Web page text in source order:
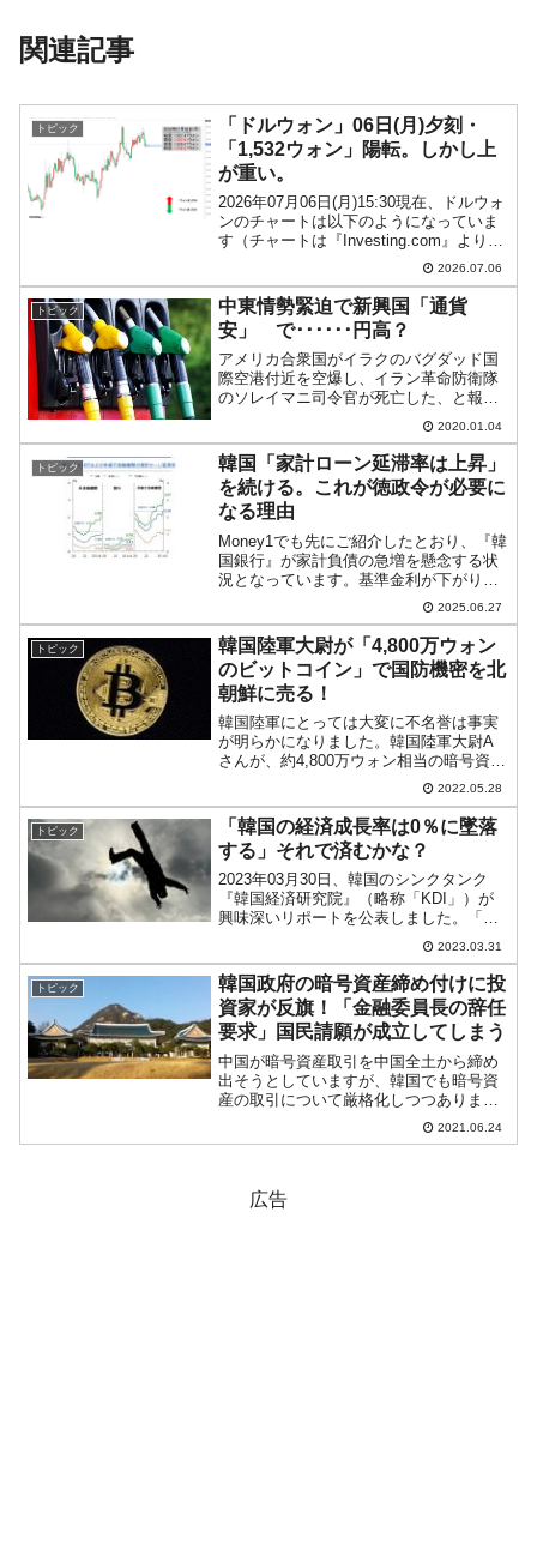
関連記事
トピック
「ドルウォン」06日(月)夕刻・
「1,532ウォン」陽転。しかし上
が重い。
2026年07月06日(月)15:30現在、ドルウォ
ンのチャートは以下のようになっていま
す（チャートは『Investing.com』より引
用）。陽線ですが、上が重い展開です。
現在のところ「1ドル＝1,532ウォン」近
辺の攻防となっています。...
2026.07.06
トピック
中東情勢緊迫で新興国「通貨
安」 で･･････円高？
アメリカ合衆国がイラクのバグダッド国
際空港付近を空爆し、イラン革命防衛隊
のソレイマニ司令官が死亡した、と報道
されています。ソレイマニ司令官は合衆
国中東展開部隊に対する攻撃を計画して
いたとされますが、真実かどうかは不明
です。この殺害作戦につい...
2020.01.04
トピック
韓国「家計ローン延滞率は上昇」
を続ける。これが徳政令が必要に
なる理由
Money1でも先にご紹介したとおり、『韓
国銀行』が家計負債の急増を懸念する状
況となっています。基準金利が下がり、
一部地域で不動産価格の上昇が見られる
からです。韓国の金融通貨委員会は、景
気下落を支えるために基準金利を下げる
方向で動いています...
2025.06.27
トピック
韓国陸軍大尉が「4,800万ウォン
のビットコイン」で国防機密を北
朝鮮に売る！
韓国陸軍にとっては大変に不名誉は事実
が明らかになりました。韓国陸軍大尉A
さんが、約4,800万ウォン相当の暗号資産
「ビットコイン」で買収されて陸軍の作
戦計画を北朝鮮に流したというのです
（携帯で撮影して転送）。本件を報じた
韓国メディア『毎日経...
2022.05.28
トピック
「韓国の経済成長率は0％に墜落
する」それで済むかな？
2023年03月30日、韓国のシンクタンク
『韓国経済研究院』（略称「KDI」）が
興味深いリポートを公表しました。「第2
回 KDI国家未来戦略会議」においてチョ
ン・ジョンチョル経済展望室長が「長期
経済成長率の展望と示唆点」と題して述
べたことで...
2023.03.31
トピック
韓国政府の暗号資産締め付けに投
資家が反旗！「金融委員長の辞任
要求」国民請願が成立してしまう
中国が暗号資産取引を中国全土から締め
出そうとしていますが、韓国でも暗号資
産の取引について厳格化しつつありま
す。韓国では特に若い世代で暗号資産へ
の投資が盛んで、大損をする人も出てい
2021.06.24
広告